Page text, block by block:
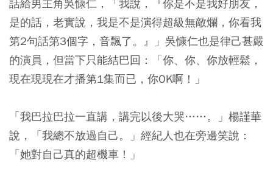
話給男主角吳慷仁，「我說，『你是不是我好朋友，
是的話，老實說，我是不是演得超級無敵爛，你看我
第2句話第3個字，音飄了。』」吳慷仁也是律己甚嚴
的演員，但當下只能結巴回：「你、你、你放輕鬆，
現在現現在才播第1集而已，你OK啊！」
「我巴拉巴拉一直講，講完以後大哭……。」楊謹華
說，「我總不放過自己。」經紀人也在旁邊笑說：
「她對自己真的超機車！」